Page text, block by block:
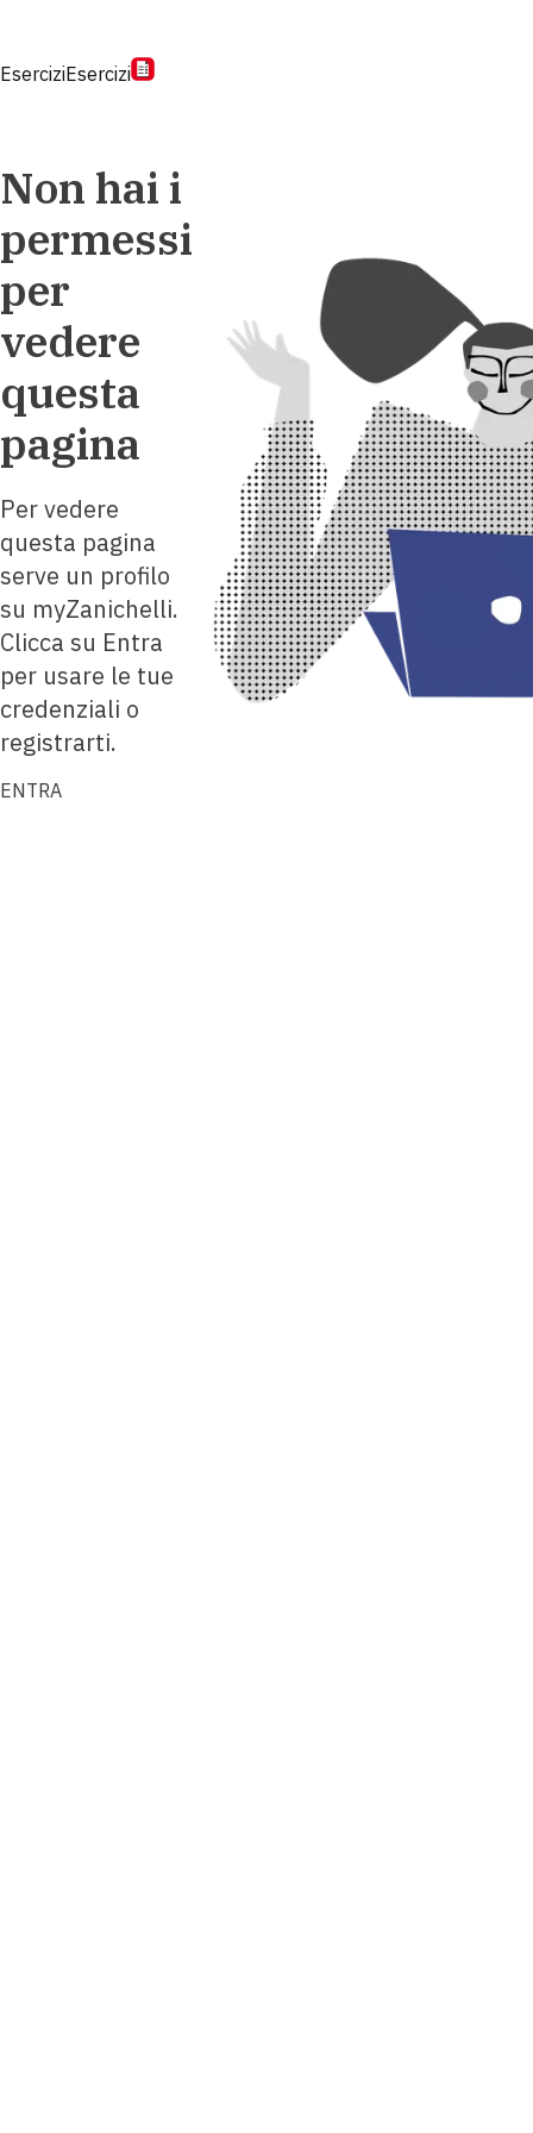
EserciziEsercizi
Non hai i
permessi
per
vedere
questa
pagina
Per vedere
questa pagina
serve un profilo
su myZanichelli.
Clicca su Entra
per usare le tue
credenziali o
registrarti.
ENTRA